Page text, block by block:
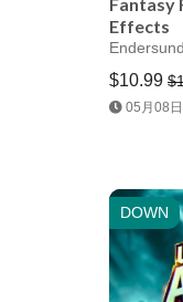
Effects
$10.99
05月08
DOWN